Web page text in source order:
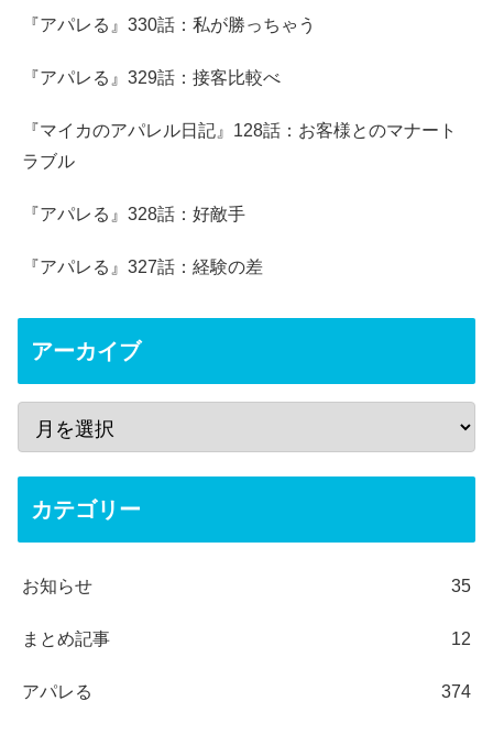
『アパレる』330話：私が勝っちゃう
『アパレる』329話：接客比較べ
『マイカのアパレル日記』128話：お客様とのマナート
ラブル
『アパレる』328話：好敵手
『アパレる』327話：経験の差
アーカイブ
カテゴリー
お知らせ 35
まとめ記事 12
アパレる 374